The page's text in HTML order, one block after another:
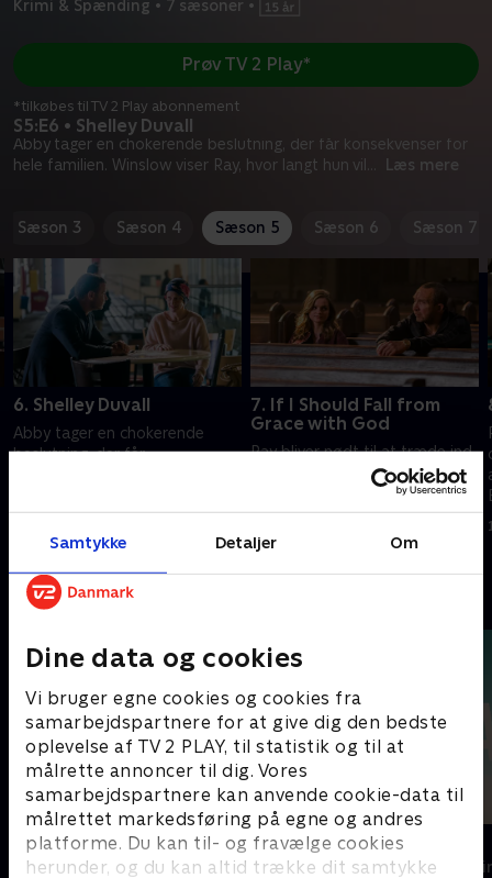
Samtykke Detaljer Om
Dine data og cookies
Vi bruger egne cookies og cookies fra
samarbejdspartnere for at give dig den bedste
oplevelse af TV 2 PLAY, til statistik og til at
målrette annoncer til dig. Vores
samarbejdspartnere kan anvende cookie-data til
målrettet markedsføring på egne og andres
platforme. Du kan til- og fravælge cookies
herunder, og du kan altid trække dit samtykke
Krimi & Spænding • 7 sæsoner •
S5:E6 • Shelley Duvall
Abby tager en chokerende beslutning, der får konsekvenser for
hele familien. Winslow viser Ray, hvor langt hun vil
Læs mere
Prøv TV 2 Play*
*tilkøbes til TV 2 Play abonnement
Sæson 3 Sæson 4 Sæson 5 Sæson 6 Sæson 7
6. Shelley Duvall
Abby tager en chokerende
beslutning, der får
hun vil gå for at beskytte sit
imperium.
7. If I Should Fall from
Grace with God
Ray bliver nødt til at træde ind
og redde Mickey fra sig selv.
Terry vender tilbage til LA med
en frygtelig indrømmelse. Daryll
og Mickey kommer op at
skændes.
1. juli 2021 • 50 min
Andre så også
Top Dog
Krimi & Spænding • 1 sæsoner
The Au Pair
Krimi &